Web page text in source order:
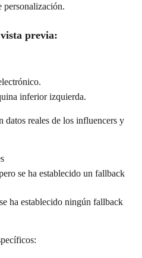
personalización.
previa:
inferior izquierda.
datos reales de los influencers y
se ha establecido un fallback
ha establecido ningún fallback